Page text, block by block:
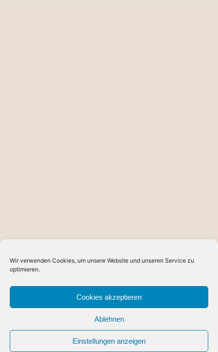
Wir verwenden Cookies, um unsere Website und unseren Service zu
optimieren.
Cookies akzeptieren
Ablehnen
Einstellungen anzeigen